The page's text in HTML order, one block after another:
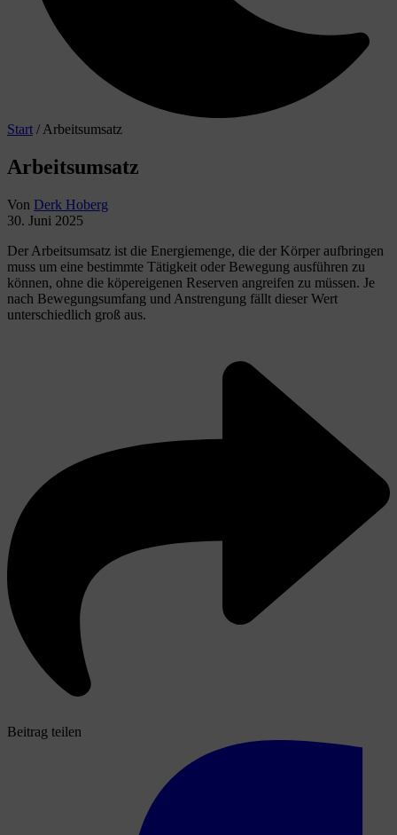
Start / Arbeitsumsatz
Arbeitsumsatz
Von Derk Hoberg
30. Juni 2025
Der Arbeitsumsatz ist die Energiemenge, die der Körper aufbringen
muss um eine bestimmte Tätigkeit oder Bewegung ausführen zu
können, ohne die köpereigenen Reserven angreifen zu müssen. Je
nach Bewegungsumfang und Anstrengung fällt dieser Wert
unterschiedlich groß aus.
Beitrag teilen